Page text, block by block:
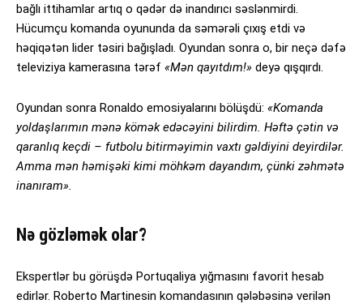
bağlı ittihamlar artıq o qədər də inandırıcı səslənmirdi.
Hücumçu komanda oyununda da səmərəli çıxış etdi və
həqiqətən lider təsiri bağışladı. Oyundan sonra o, bir neçə dəfə
televiziya kamerasına tərəf «Mən qayıtdım!» deyə qışqırdı.
Oyundan sonra Ronaldo emosiyalarını bölüşdü: «Komanda
yoldaşlarımın mənə kömək edəcəyini bilirdim. Həftə çətin və
qaranlıq keçdi – futbolu bitirməyimin vaxtı gəldiyini deyirdilər.
Amma mən həmişəki kimi möhkəm dayandım, çünki zəhmətə
inanıram».
Nə gözləmək olar?
Ekspertlər bu görüşdə Portuqaliya yığmasını favorit hesab
edirlər. Roberto Martinesin komandasının qələbəsinə verilən